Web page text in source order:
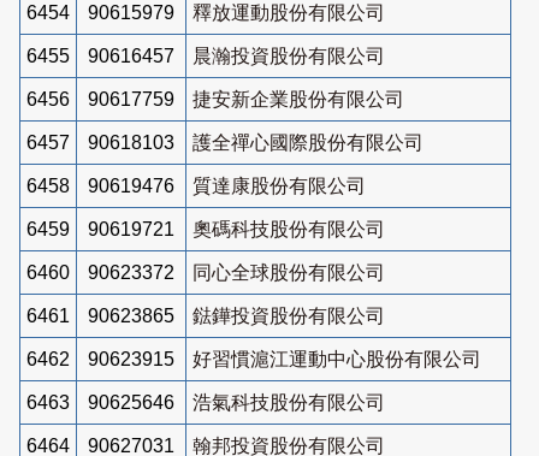
6454 90615979 釋放運動股份有限公司
6455 90616457 晨瀚投資股份有限公司
6456 90617759 捷安新企業股份有限公司
6457 90618103 護全禪心國際股份有限公司
6458 90619476 質達康股份有限公司
6459 90619721 奧碼科技股份有限公司
6460 90623372 同心全球股份有限公司
6461 90623865 鍅鏵投資股份有限公司
6462 90623915 好習慣滬江運動中心股份有限公司
6463 90625646 浩氣科技股份有限公司
6464 90627031 翰邦投資股份有限公司